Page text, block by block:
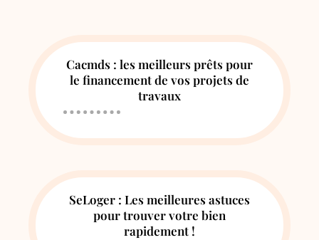
Cacmds : les meilleurs prêts pour
le financement de vos projets de
travaux
SeLoger : Les meilleures astuces
pour trouver votre bien
rapidement !